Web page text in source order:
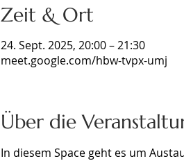
Zeit & Ort
24. Sept. 2025, 20:00 – 21:30
meet.google.com/hbw-tvpx-umj
Über die
In diesem Space geht es um